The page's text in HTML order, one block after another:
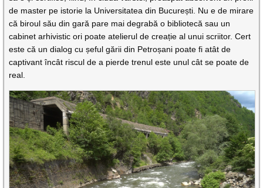
de master pe istorie la Universitatea din București. Nu e de mirare
că biroul său din gară pare mai degrabă o bibliotecă sau un
cabinet arhivistic ori poate atelierul de creație al unui scriitor. Cert
este că un dialog cu șeful gării din Petroșani poate fi atât de
captivant încât riscul de a pierde trenul este unul cât se poate de
real.